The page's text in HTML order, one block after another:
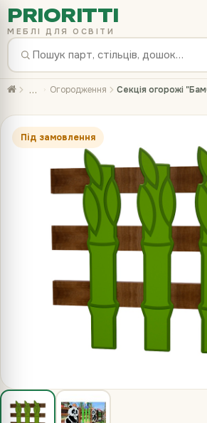
PRIORITTI
МЕБЛІ ДЛЯ ОСВІТИ
… Огородження Секція огорожі
Під замовлення